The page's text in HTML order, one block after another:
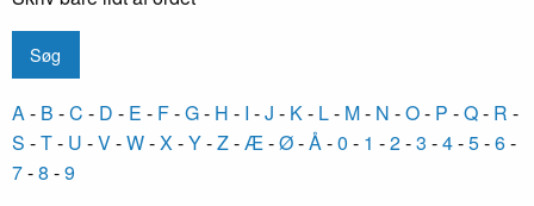
A- B -C - D - E - F-G- H - I -J - K- L- M- N -O- P -Q- R -
S -T- U -V-W-X-Y-Z-Æ-Ø-Å-0 - 1 -2-3 -4-5-6-
7-8 -9